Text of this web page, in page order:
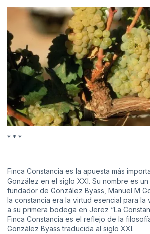
* * *
Finca Constancia es la apuesta más
González en el siglo XXI. Su nombre es
fundador de González Byass, Manuel M
la constancia era la virtud esencial para la
a su primera bodega en Jerez “La
Finca Constancia es el reflejo de la
González Byass traducida al siglo XXI.